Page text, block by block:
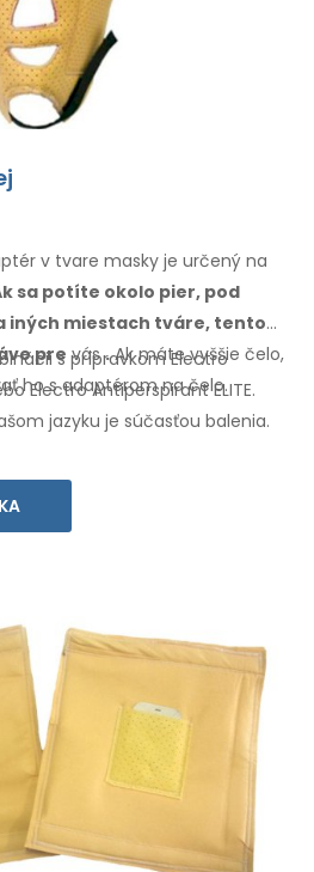
v tvare masky je určený na
sa potíte okolo pier, pod
iných miestach tváre, tento
pre vás. Ak mátevyššie čelo,
ho sadaptérom načelo.
s prípravkom Electro
Electro Antiperspirant ELITE.
jazyku je súčasťou balenia.